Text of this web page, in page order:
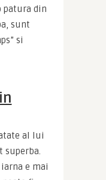
patura din
sunt
si
al lui
superba.
e mai